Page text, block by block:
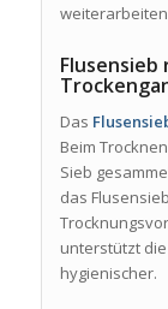
Das
Beim
Sieb
das
unterstützt
hygienischer.